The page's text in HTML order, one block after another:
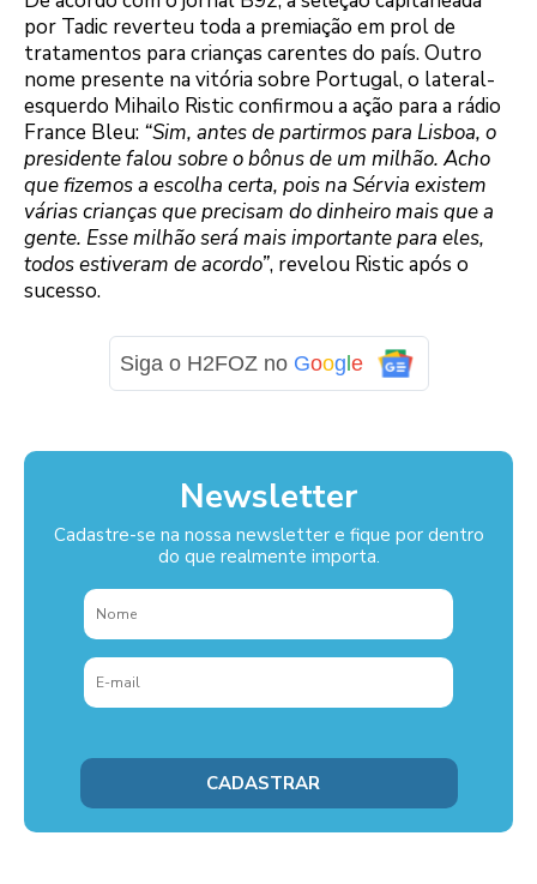
por Tadic reverteu toda a premiação em prol de
tratamentos para crianças carentes do país. Outro
nome presente na vitória sobre Portugal, o lateral-
esquerdo Mihailo Ristic confirmou a ação para a rádio
France Bleu: “Sim, antes de partirmos para Lisboa, o
presidente falou sobre o bônus de um milhão. Acho
que fizemos a escolha certa, pois na Sérvia existem
várias crianças que precisam do dinheiro mais que a
gente. Esse milhão será mais importante para eles,
todos estiveram de acordo”, revelou Ristic após o
sucesso.
Siga o H2FOZ no Google
Newsletter
Cadastre-se na nossa newsletter e fique por dentro
do que realmente importa.